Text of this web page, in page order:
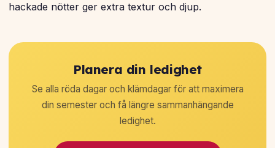
hackade nötter ger extra textur och djup.
Planera din ledighet
Se alla röda dagar och klämdagar för att maximera
din semester och få längre sammanhängande
ledighet.